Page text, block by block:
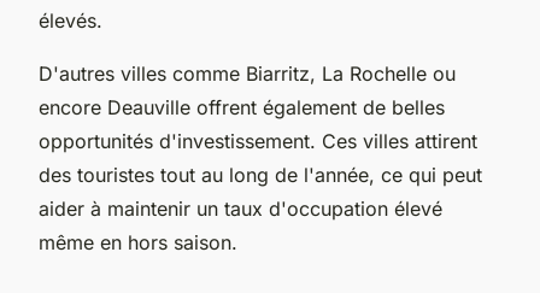
élevés.
D'autres villes comme Biarritz, La Rochelle ou
encore Deauville offrent également de belles
opportunités d'investissement. Ces villes attirent
des touristes tout au long de l'année, ce qui peut
aider à maintenir un taux d'occupation élevé
même en hors saison.